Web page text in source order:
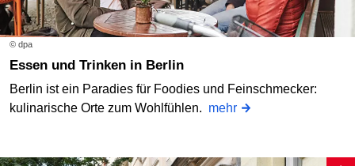
© dpa
Essen und Trinken in Berlin
Berlin ist ein Paradies für Foodies und Feinschmecker:
kulinarische Orte zum Wohlfühlen. mehr